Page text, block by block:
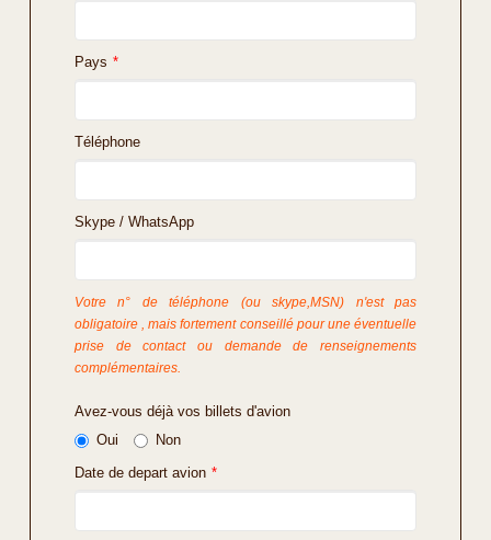
Pays *
Téléphone
Skype / WhatsApp
Votre n° de téléphone (ou skype,MSN) n'est pas
obligatoire , mais fortement conseillé pour une éventuelle
prise de contact ou demande de renseignements
complémentaires.
Avez-vous déjà vos billets d'avion
Oui
Non
Date de depart avion *